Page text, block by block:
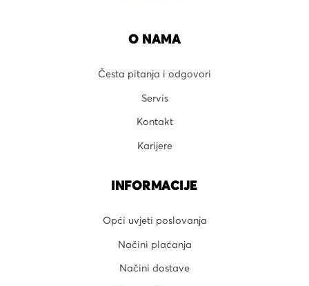
O NAMA
Česta pitanja i odgovori
Servis
Kontakt
Karijere
INFORMACIJE
Opći uvjeti poslovanja
Načini plaćanja
Načini dostave